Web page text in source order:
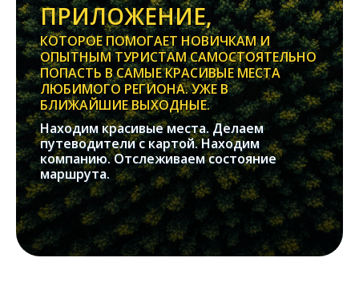
ПРИЛОЖЕНИЕ,
КОТОРОЕ ПОМОГАЕТ НОВИЧКАМ И
ОПЫТНЫМ ТУРИСТАМ САМОСТОЯТЕЛЬНО
ПОПАСТЬ В САМЫЕ КРАСИВЫЕ МЕСТА
ЛЮБИМОГО РЕГИОНА. УЖЕ В
БЛИЖАЙШИЕ ВЫХОДНЫЕ.
Находим красивые места. Делаем
путеводители с картой. Находим
компанию. Отслеживаем состояние
маршрута.